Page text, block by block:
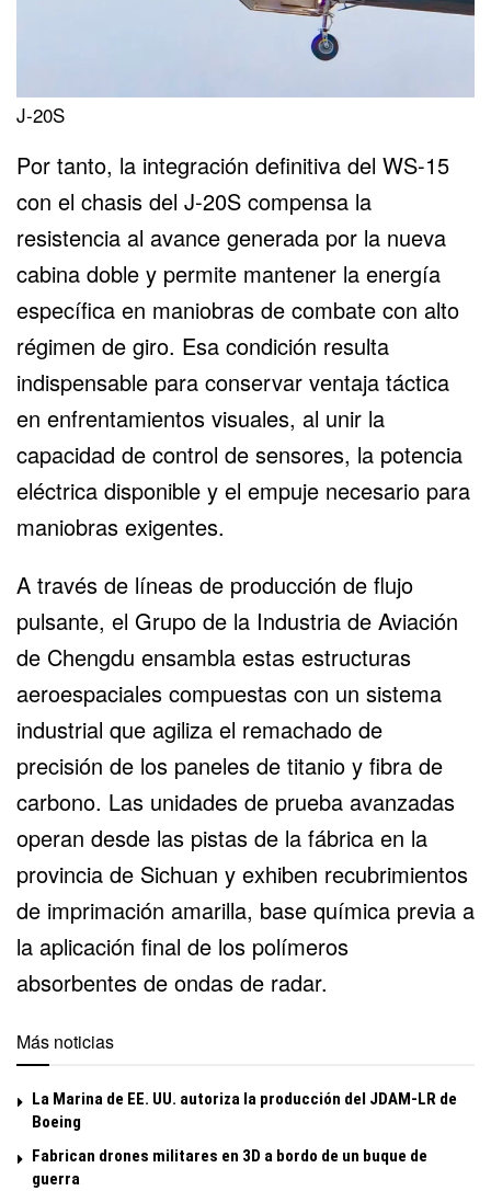
J-20S
Por tanto, la integración definitiva del WS-15
con el chasis del J-20S compensa la
resistencia al avance generada por la nueva
cabina doble y permite mantener la energía
específica en maniobras de combate con alto
régimen de giro. Esa condición resulta
indispensable para conservar ventaja táctica
en enfrentamientos visuales, al unir la
capacidad de control de sensores, la potencia
eléctrica disponible y el empuje necesario para
maniobras exigentes.
A través de líneas de producción de flujo
pulsante, el Grupo de la Industria de Aviación
de Chengdu ensambla estas estructuras
aeroespaciales compuestas con un sistema
industrial que agiliza el remachado de
precisión de los paneles de titanio y fibra de
carbono. Las unidades de prueba avanzadas
operan desde las pistas de la fábrica en la
provincia de Sichuan y exhiben recubrimientos
de imprimación amarilla, base química previa a
la aplicación final de los polímeros
absorbentes de ondas de radar.
Más noticias
La Marina de EE. UU. autoriza la producción del JDAM-LR de
Boeing
Fabrican drones militares en 3D a bordo de un buque de
guerra